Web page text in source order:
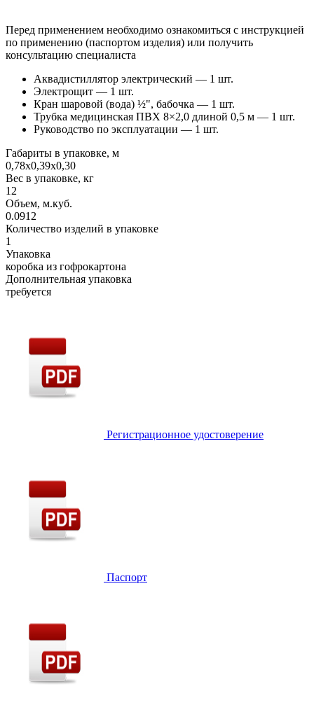
Перед применением необходимо ознакомиться с инструкцией
по применению (паспортом изделия) или получить
консультацию специалиста
Аквадистиллятор электрический — 1 шт.
Электрощит — 1 шт.
Кран шаровой (вода) ½", бабочка — 1 шт.
Трубка медицинская ПВХ 8×2,0 длиной 0,5 м — 1 шт.
Руководство по эксплуатации — 1 шт.
Габариты в упаковке, м
0,78х0,39х0,30
Вес в упаковке, кг
12
Объем, м.куб.
0.0912
Количество изделий в упаковке
1
Упаковка
коробка из гофрокартона
Дополнительная упаковка
требуется
Регистрационное удостоверение
Паспорт